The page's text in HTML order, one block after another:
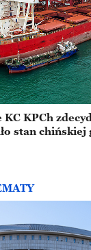
KPCh
stan chińskiej